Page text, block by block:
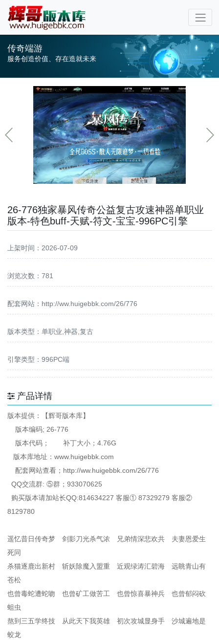
传奇端游
服务创造价值、存在造就未来
26-776独家暴风传奇公益复古攻速神器单职业
版本-特色buff-天赋-符文-宝宝-996PC引擎
上架时间：2026-07-09
浏览次数：781
配套网站： http://ww.huigebbk.com/26/776
版本类型：单职业,神器,复古
引擎类型：996PC端
产品详情
版本提供：【辉哥版本库】
版本编码; 26-776
版本代码； 补丁大小；4.76G
版本库地址：www.huigebbk.com
配套网站查看；http://ww.huigebbk.com/26/776
QQ交流群: ⑤群；933070625
购买版本请加站长QQ:814634227 客服① 87329279 客服②
8129780
遥忆昔日传奇梦 剑影刀光杀气浓 兄弟情深悲欢共 夫妻恩爱生
死同
杀猫逐鹿出新村 斩妖除魔入盟重 近观绿涛汇碧海 远眺青山有
苍松
也曾毒蛇遭蛇吻 也曾矿工做苦工 也曾惊喜暴神兵 也曾郁闷砍
蛆虫
熬到三五学终技 从此天下我英雄 初次攻城显身手 沙城遍地是
蛟龙